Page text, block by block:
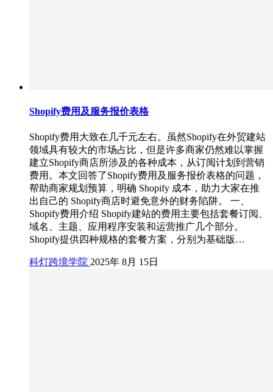
Shopify费用及服务报价表格
Shopify费用大致在几千元左右。虽然Shopify在外贸建站
领域具有较大的市场占比，但是许多商家仍然难以掌握
建立Shopify商店所涉及的各种成本，从订阅计划到营销
费用。本文回答了Shopify费用及服务报价表格的问题，
帮助商家规划预算，明确 Shopify 成本，助力大家在推
出自己的 Shopify商店时避免意外的财务陷阱。 一、
Shopify费用介绍 Shopify建站的费用主要包括套餐订阅、
域名、主题、应用程序安装和运营推广几个部分。
Shopify提供四种规格的套餐方案，分别为基础版…
科灯跨境学院 2025年 8月 15日